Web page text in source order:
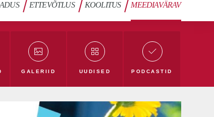
ETTEVÕTLUS KOOLITUS MEEDIAVÄRAV
Loodusblogi TLÜ blogi
GALERIID UUDISED PODCASTID